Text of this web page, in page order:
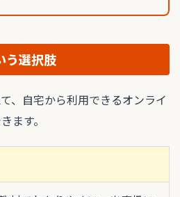
う選択肢
、自宅から利用できるオンライ
ます。